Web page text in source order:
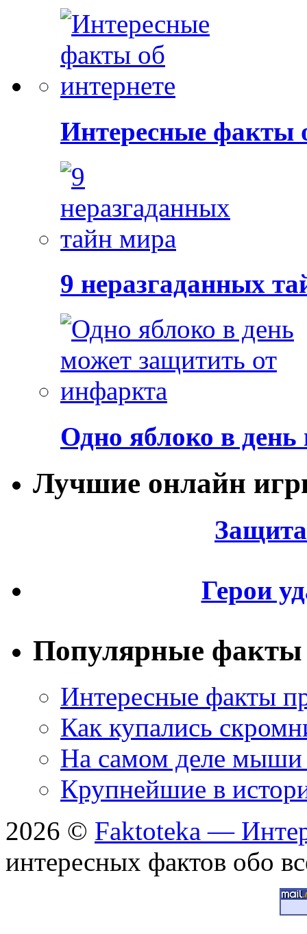
Интересные факты
9 неразгаданных
Одно яблоко в
Лучшие онлайн
Герои
Популярные факты
Интересные факты
Как купались
На самом деле мыши
Крупнейшие в
2026 © Faktoteka —
интересных фактов обо